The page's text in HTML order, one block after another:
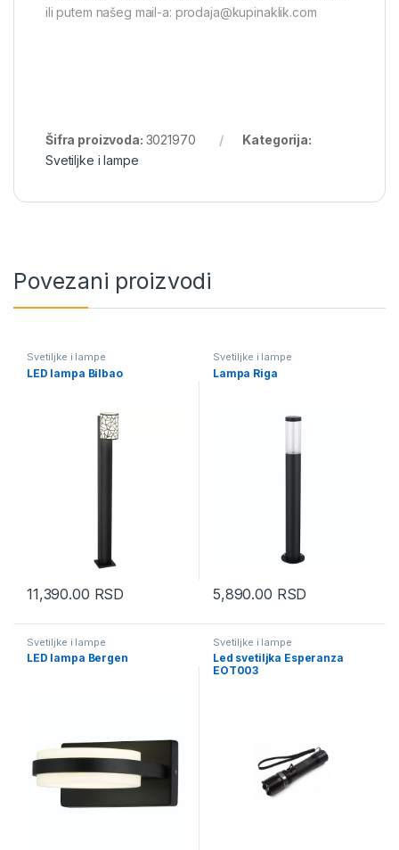
ili putem našeg mail-a: prodaja@kupinaklik.com
Šifra proizvoda: 3021970
Kategorija:
Svetiljke i lampe
Povezani proizvodi
Svetiljke i lampe
LED lampa Bilbao
11,390.00 RSD
Svetiljke i lampe
Lampa Riga
5,890.00 RSD
Svetiljke i lampe
LED lampa Bergen
Svetiljke i lampe
Led svetiljka Esperanza
EOT003